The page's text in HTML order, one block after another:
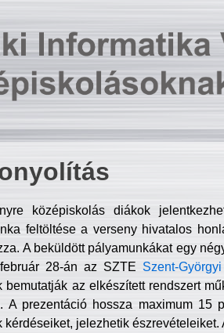
középiskolás diákok
feltöltése a verseny hivatalos
A beküldött pályamunkákat egy
28-án az SZTE Szent-
bemutatják az elkészített rendszert
A prezentáció hossza maximum
kérdéseiket, jelezhetik